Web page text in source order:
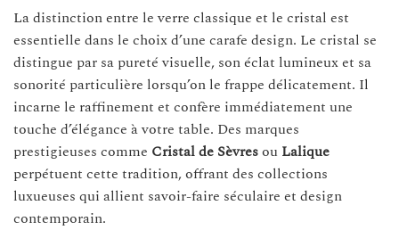
La distinction entre le verre classique et le cristal est
essentielle dans le choix d’une carafe design. Le cristal se
distingue par sa pureté visuelle, son éclat lumineux et sa
sonorité particulière lorsqu’on le frappe délicatement. Il
incarne le raffinement et confère immédiatement une
touche d’élégance à votre table. Des marques
prestigieuses comme Cristal de Sèvresou Lalique
perpétuent cette tradition, offrant des collections
luxueuses qui allient savoir-faire séculaire et design
contemporain.